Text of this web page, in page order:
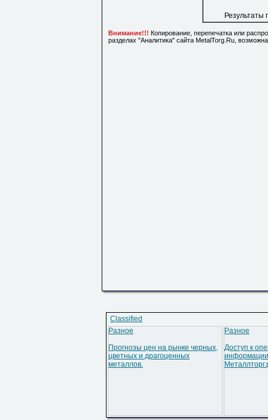
Результаты
Внимание!!! Копирование, перепечатка или
разделах "Аналитика" сайта MetalTorg.Ru,
Classified
Разное
Прогнозы цен на рынке черных,
цветных и драгоценных
металлов.
Разное
Доступ к